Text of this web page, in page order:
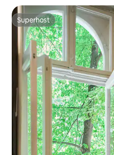
Superhost
Superhost